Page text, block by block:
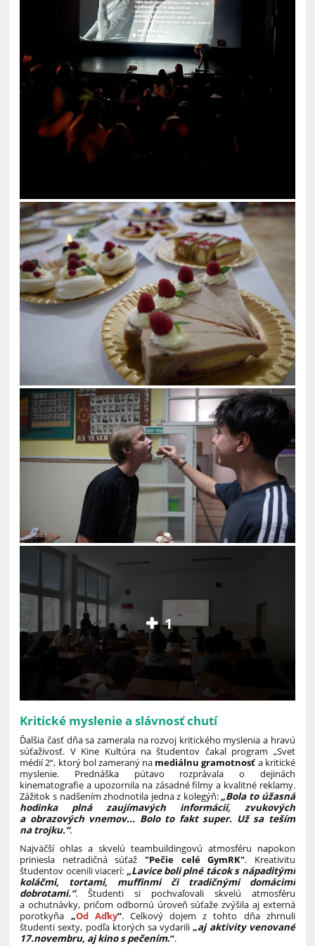
1
Kritické myslenie a slávnosť chutí
Ďalšia časť dňa sa zamerala na rozvoj kritického myslenia a hravú
súťaživosť. V Kine Kultúra na študentov čakal program „Svet
médií 2“, ktorý bol zameraný na mediálnu gramotnosť a kritické
myslenie. Prednáška pútavo rozprávala o dejinách
kinematografie a upozornila na zásadné filmy a kvalitné reklamy.
Zážitok s nadšením zhodnotila jedna z kolegýň: „Bola to úžasná
hodinka plná zaujímavých informácií, zvukových
a obrazových vnemov... Bolo to fakt super. Už sa teším
na trojku.“.
Najväčší ohlas a skvelú teambuildingovú atmosféru napokon
priniesla netradičná súťaž "Pečie celé GymRK". Kreativitu
študentov ocenili viacerí: „Lavice boli plné tácok s nápaditými
koláčmi, tortami, muffinmi či tradičnými domácimi
dobrotami.“. Študenti si pochvaľovali skvelú atmosféru
a ochutnávky, pričom odbornú úroveň súťaže zvýšila aj externá
porotkyňa „Od Aďky“. Celkový dojem z tohto dňa zhrnuli
študenti sexty, podľa ktorých sa vydarili„aj aktivity venované
17.novembru, aj kino s pečením.“.